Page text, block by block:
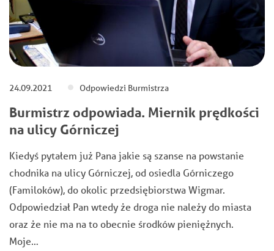
24.09.2021 Odpowiedzi Burmistrza
Burmistrz odpowiada. Miernik prędkości
na ulicy Górniczej
Kiedyś pytałem już Pana jakie są szanse na powstanie
chodnika na ulicy Górniczej, od osiedla Górniczego
(Familoków), do okolic przedsiębiorstwa Wigmar.
Odpowiedział Pan wtedy że droga nie należy do miasta
oraz że nie ma na to obecnie środków pieniężnych.
Moje…